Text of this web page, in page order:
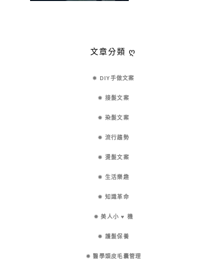
文章分類 ღ
✵ DIY手做文案
✵ 接髮文案
✵ 染髮文案
✵ 流行趨勢
✵ 燙髮文案
✵ 生活樂趣
✵ 知識革命
✵ 美人小 ♥ 機
✵ 護髮保養
✵ 醫學頭皮毛囊管理